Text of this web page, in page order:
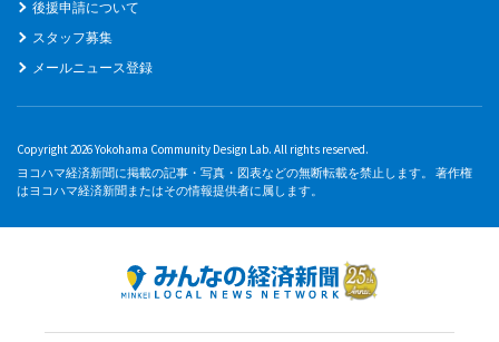
後援申請について
スタッフ募集
メールニュース登録
Copyright 2026 Yokohama Community Design Lab. All rights reserved.
ヨコハマ経済新聞に掲載の記事・写真・図表などの無断転載を禁止します。 著作権
はヨコハマ経済新聞またはその情報提供者に属します。